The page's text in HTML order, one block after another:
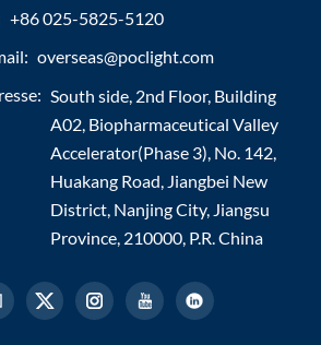
+86 025-5825-5120
overseas@poclight.com
South side, 2nd Floor, Building
A02, Biopharmaceutical Valley
Accelerator(Phase 3), No. 142,
Huakang Road, Jiangbei New
District, Nanjing City, Jiangsu
Province, 210000, P.R. China